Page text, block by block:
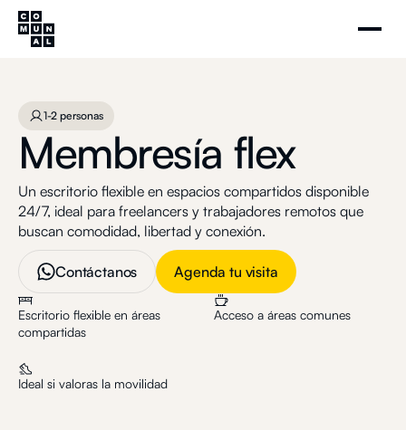
1-2 personas
Membresía flex
Un escritorio flexible en espacios compartidos disponible
24/7, ideal para freelancers y trabajadores remotos que
buscan comodidad, libertad y conexión.
Contáctanos Agenda tu visita
Escritorio flexible en áreas
compartidas
Acceso a áreas comunes
Ideal si valoras la movilidad